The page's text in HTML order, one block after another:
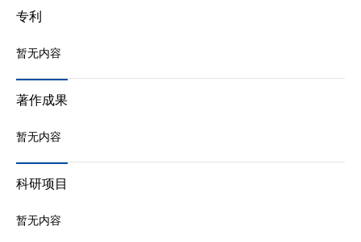
专利
暂无内容
著作成果
暂无内容
科研项目
暂无内容